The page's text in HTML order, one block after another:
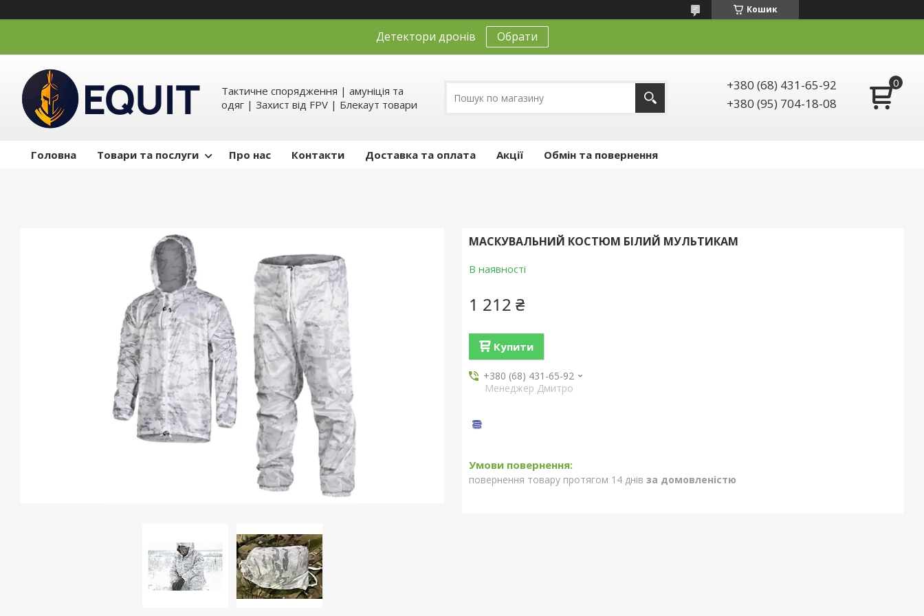
Кошик
Детектори дронів Обрати
Тактичне спорядження | амуніція та
одяг | Захист від FPV | Блекаут товари
+380 (68) 431-65-92
+380 (95) 704-18-08
Головна Товари та послуги Про нас Контакти Доставка та оплата Акції Обмін та повернення
МАСКУВАЛЬНИЙ КОСТЮМ БІЛИЙ МУЛЬТИКАМ
В наявності
1 212 ₴
Купити
+380 (68) 431-65-92
Менеджер Дмитро
повернення товару протягом 14 днів за домовленістю